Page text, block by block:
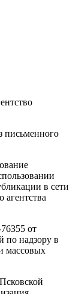
письменного
в сети
агентства
от
по надзору в
массовых